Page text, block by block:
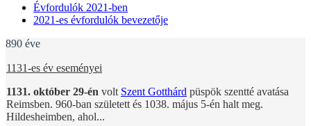
Évfordulók 2021-ben
2021-es évfordulók bevezetője
890 éve
1131-es év eseményei
1131. október 29-én volt Szent Gotthárd püspök szentté avatása
Reimsben. 960-ban született és 1038. május 5-én halt meg.
Hildesheimben, ahol...